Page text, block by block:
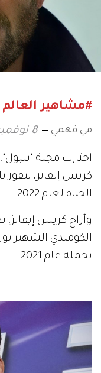
#مشاهير العالم
مي فهمي 8 نوفمبر 2022
اختارت مجلة
كريس إيفانز، ليفوز
الحياة لعام 2022.
وأزاح كريس
الكوميدي الشهير
يحمله عام 2021.